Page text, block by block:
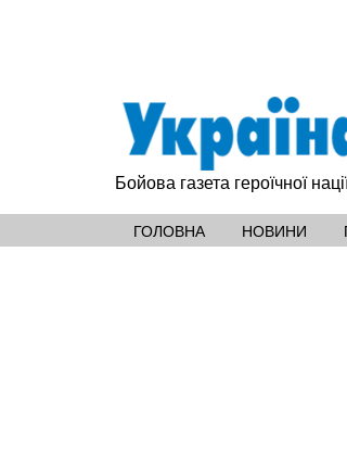
Бойова газета героїчної
ГОЛОВНА НОВИНИ